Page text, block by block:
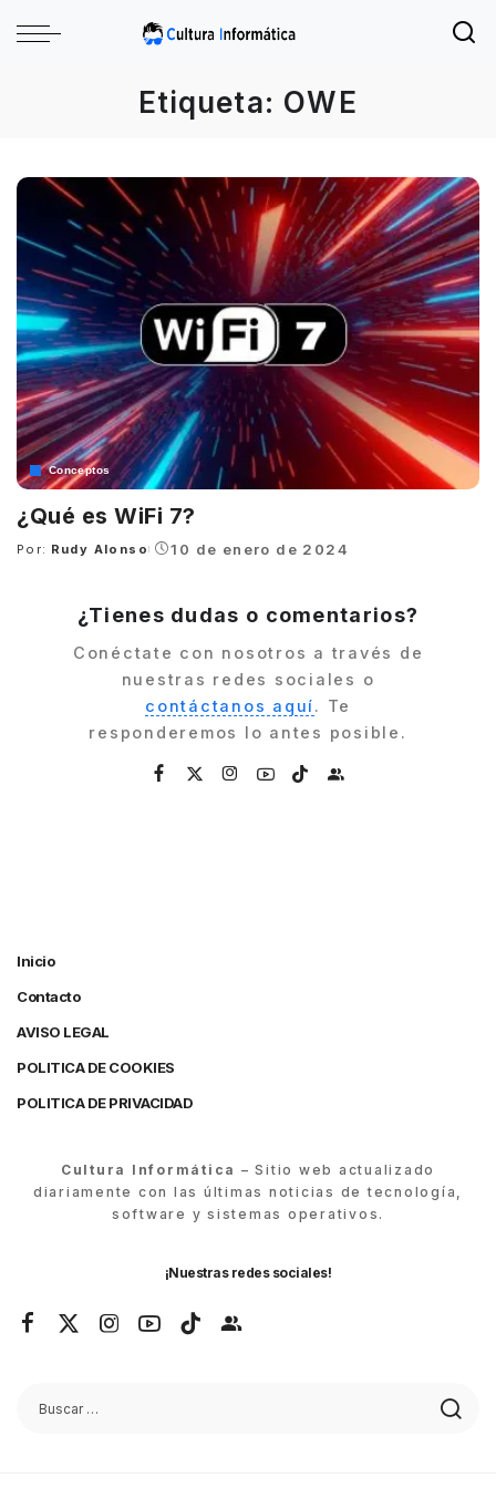
Etiqueta: OWE
Conceptos
¿Qué es WiFi 7?
Posted
Por: Rudy Alonso 10 de enero de 2024
¿Tienes dudas o comentarios?
Conéctate con nosotros a través de
nuestras redes sociales o
contáctanos aquí. Te
responderemos lo antes posible.
Inicio
Contacto
AVISO LEGAL
POLITICA DE COOKIES
POLITICA DE PRIVACIDAD
Cultura Informática – Sitio web actualizado
diariamente con las últimas noticias de tecnología,
software y sistemas operativos.
¡Nuestras redes sociales!